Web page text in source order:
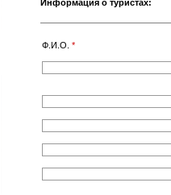
Информация о туристах:
Ф.И.О. *